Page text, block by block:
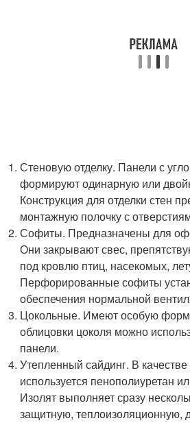
Стеновую отделку. Панели с
формируют одинарную или
Конструкция для отделки стен
монтажную полочку с
Софиты. Предназначены для
Они закрывают свес,
под кровлю птиц, насекомых,
Перфорированные софиты
обеспечения нормальной
Цокольные. Имеют особую
облицовки цоколя можно
панели.
Утепленный сайдинг. В качестве
используется пенополиуретан
Изолят выполняет сразу
защитную, теплоизоляционную,